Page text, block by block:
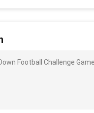
Football Challenge